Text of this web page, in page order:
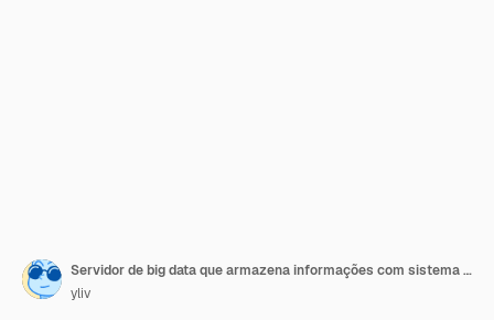
Servidor de big data que armazena informações com sistema de refrigeração do processador
yliv